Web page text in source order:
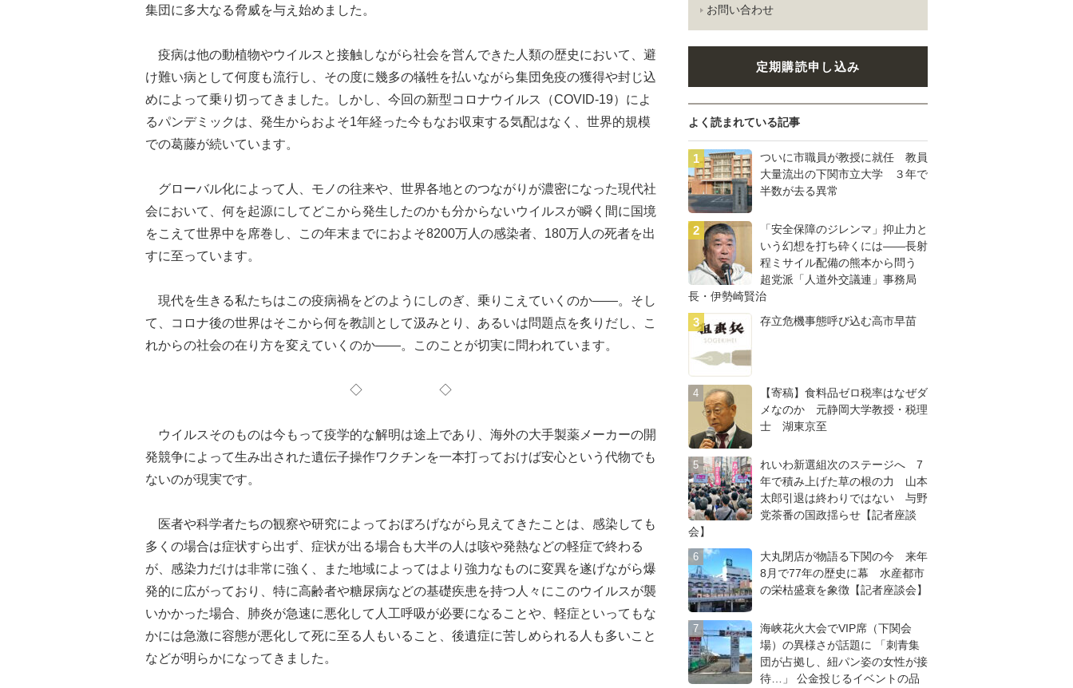
集団に多大なる脅威を与え始めました。
疫病は他の動植物やウイルスと接触しながら社会を営んできた人類の歴史において、避
け難い病として何度も流行し、その度に幾多の犠牲を払いながら集団免疫の獲得や封じ込
めによって乗り切ってきました。しかし、今回の新型コロナウイルス（COVID-19）によ
るパンデミックは、発生からおよそ1年経った今もなお収束する気配はなく、世界的規模
での葛藤が続いています。
グローバル化によって人、モノの往来や、世界各地とのつながりが濃密になった現代社
会において、何を起源にしてどこから発生したのかも分からないウイルスが瞬く間に国境
をこえて世界中を席巻し、この年末までにおよそ8200万人の感染者、180万人の死者を出
すに至っています。
現代を生きる私たちはこの疫病禍をどのようにしのぎ、乗りこえていくのか――。そし
て、コロナ後の世界はそこから何を教訓として汲みとり、あるいは問題点を炙りだし、こ
れからの社会の在り方を変えていくのか――。このことが切実に問われています。
◇ ◇
ウイルスそのものは今もって疫学的な解明は途上であり、海外の大手製薬メーカーの開
発競争によって生み出された遺伝子操作ワクチンを一本打っておけば安心という代物でも
ないのが現実です。
医者や科学者たちの観察や研究によっておぼろげながら見えてきたことは、感染しても
多くの場合は症状すら出ず、症状が出る場合も大半の人は咳や発熱などの軽症で終わる
が、感染力だけは非常に強く、また地域によってはより強力なものに変異を遂げながら爆
発的に広がっており、特に高齢者や糖尿病などの基礎疾患を持つ人々にこのウイルスが襲
いかかった場合、肺炎が急速に悪化して人工呼吸が必要になることや、軽症といってもな
かには急激に容態が悪化して死に至る人もいること、後遺症に苦しめられる人も多いこと
などが明らかになってきました。
お問い合わせ
定期購読申し込み
よく読まれている記事
ついに市職員が教授に就任 教員
大量流出の下関市立大学 ３年で
半数が去る異常
「安全保障のジレンマ」抑止力と
いう幻想を打ち砕くには――長射
程ミサイル配備の熊本から問う
超党派「人道外交議連」事務局
長・伊勢崎賢治
存立危機事態呼び込む高市早苗
【寄稿】食料品ゼロ税率はなぜダ
メなのか 元静岡大学教授・税理
士 湖東京至
れいわ新選組次のステージへ 7
年で積み上げた草の根の力 山本
太郎引退は終わりではない 与野
党茶番の国政揺らせ【記者座談
会】
大丸閉店が物語る下関の今 来年
8月で77年の歴史に幕 水産都市
の栄枯盛衰を象徴【記者座談会】
海峡花火大会でVIP席（下関会
場）の異様さが話題に 「刺青集
団が占拠し、紐パン姿の女性が接
待…」 公金投じるイベントの品